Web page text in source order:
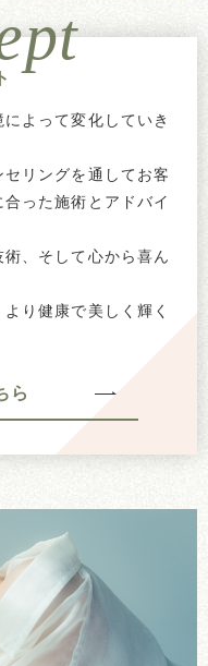
よって変化していき
リングを通してお客
った施術とアドバイ
、そして心から喜ん
り健康で美しく輝く
ら